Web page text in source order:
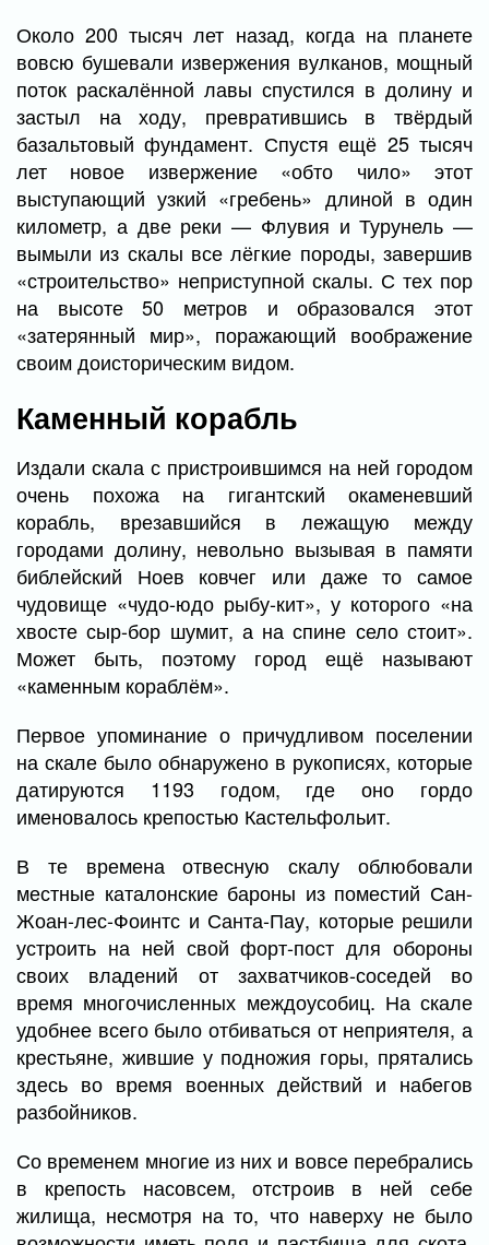
Около 200 тысяч лет назад, когда на планете
вовсю бушевали извержения вулканов, мощный
поток раскалённой лавы спустился в долину и
застыл на ходу, превратившись в твёрдый
базальтовый фундамент. Спустя ещё 25 тысяч
лет новое извержение «обто чило» этот
выступающий узкий «гребень» длиной в один
километр, а две реки — Флувия и Турунель —
вымыли из скалы все лёгкие породы, завершив
«строительство» неприступной скалы. С тех пор
на высоте 50 метров и образовался этот
«затерянный мир», поражающий воображение
своим доисторическим видом.
Каменный корабль
Издали скала с пристроившимся на ней городом
очень похожа на гигантский окаменевший
корабль, врезавшийся в лежащую между
городами долину, невольно вызывая в памяти
библейский Ноев ковчег или даже то самое
чудовище «чудо-юдо рыбу-кит», у которого «на
хвосте сыр-бор шумит, а на спине село стоит».
Может быть, поэтому город ещё называют
«каменным кораблём».
Первое упоминание о причудливом поселении
на скале было обнаружено в рукописях, которые
датируются 1193 годом, где оно гордо
именовалось крепостью Кастельфольит.
В те времена отвесную скалу облюбовали
местные каталонские бароны из поместий Сан-
Жоан-лес-Фоинтс и Санта-Пау, которые решили
устроить на ней свой форт-пост для обороны
своих владений от захватчиков-соседей во
время многочисленных междоусобиц. На скале
удобнее всего было отбиваться от неприятеля, а
крестьяне, жившие у подножия горы, прятались
здесь во время военных действий и набегов
разбойников.
Со временем многие из них и вовсе перебрались
в крепость насовсем, отстроив в ней себе
жилища, несмотря на то, что наверху не было